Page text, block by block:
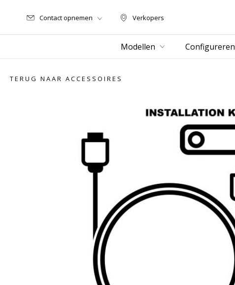
Verkopers
Verkopers
Contact opnemen
Modellen Configureren
TERUG NAAR ACCESSOIRES